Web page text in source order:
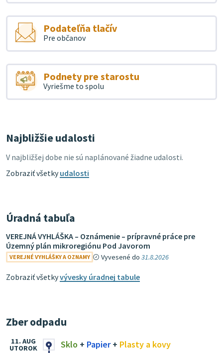
Podateľňa tlačív
Pre občanov
Podnety pre starostu
Vyriešme to spolu
Najbližšie udalosti
V najbližšej dobe nie sú naplánované žiadne udalosti.
Zobraziť všetkyudalosti
Úradná tabuľa
VEREJNÁ VYHLÁŠKA – Oznámenie – prípravné práce pre
Územný plán mikroregiónu Pod Javorom
VEREJNÉ VYHLÁŠKY A OZNAMY Vyvesené do31.8.2026
Zobraziť všetkyvývesky úradnej tabule
Zber odpadu
Sklo + Papier+ Plasty a kovy
11. AUG
UTOROK